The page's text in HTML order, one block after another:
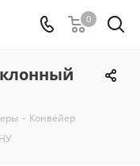
0
- Конвейер